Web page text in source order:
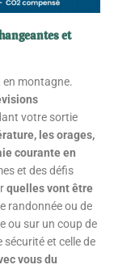
et
montagne.
votre sortie
les orages,
courante en
et des défis
quelles vont être
randonnée ou de
ou sur un coup de
et celle de
vous du